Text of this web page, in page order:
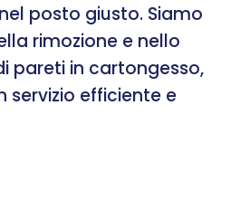
posto giusto. Siamo
rimozione e nello
pareti in cartongesso,
servizio efficiente e